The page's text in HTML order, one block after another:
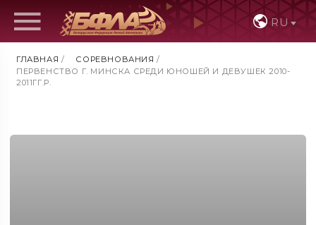
RU
ГЛАВНАЯ / СОРЕВНОВАНИЯ /
ПЕРВЕНСТВО Г. МИНСКА СРЕДИ ЮНОШЕЙ И ДЕВУШЕК 2010-
2011ГГ.Р.